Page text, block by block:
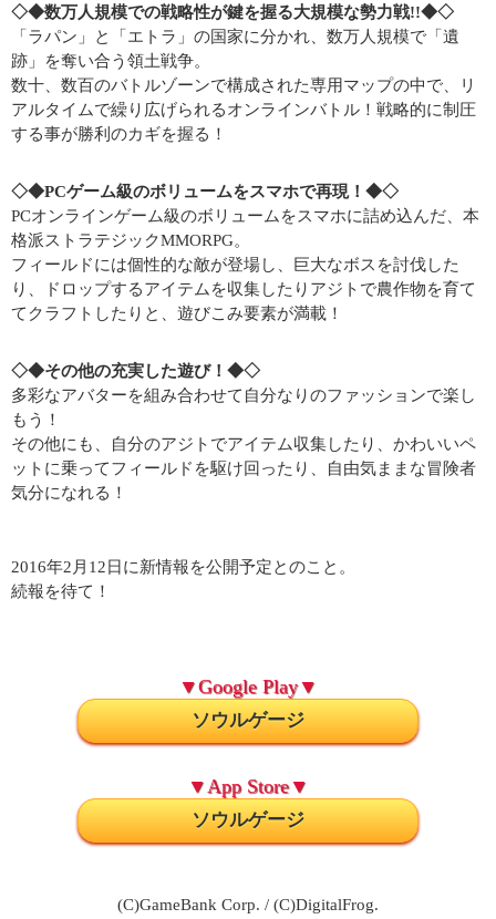
◇◆数万人規模での戦略性が鍵を握る大規模な勢力戦!!◆◇
「ラパン」と「エトラ」の国家に分かれ、数万人規模で「遺
跡」を奪い合う領土戦争。
数十、数百のバトルゾーンで構成された専用マップの中で、リ
アルタイムで繰り広げられ­るオンラインバトル！戦略的に制圧
する事が勝利のカギを握る！
◇◆PCゲーム級のボリュームをスマホで再現！◆◇
PCオンラインゲーム級のボリュームをスマホに詰め込んだ、本
格派ストラテジックMM­ORPG。
フィールドには個性的な敵が登場し、巨大なボスを討伐した
り、ドロップするアイテムを­収集したりアジトで農作物を育て
てクラフトしたりと、遊びこみ要素が満載！
◇◆その他の充実した遊び！◆◇
多彩なアバターを組み合わせて自分なりのファッションで楽し
もう！
その他にも、自分のアジトでアイテム収集したり、かわいいペ
ットに乗ってフィールドを­駆け回ったり、自由気ままな冒険者
気分になれる！
2016年2月12日に新情報を公開予定とのこと。
続報を待て！
▼Google Play▼
ソウルゲージ
▼App Store▼
ソウルゲージ
(C)GameBank Corp. / (C)DigitalFrog.